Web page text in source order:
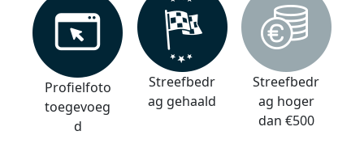
Profielfoto
toegevoeg
d
Streefbedr
ag gehaald
Streefbedr
ag hoger
dan €500